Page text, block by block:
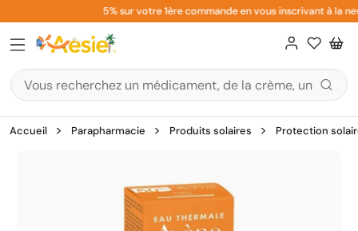
au
contenu
5% sur votre 1ère commande en vous inscrivant à la
Accueil Parapharmacie Produits solaires Protection